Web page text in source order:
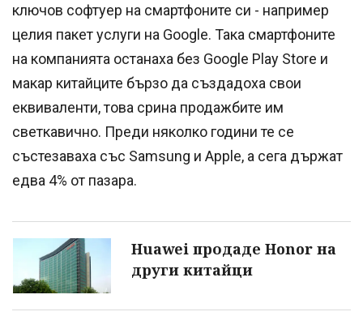
ключов софтуер на смартфоните си - например
целия пакет услуги на Google. Така смартфоните
на компанията останаха без Google Play Store и
макар китайците бързо да създадоха свои
еквиваленти, това срина продажбите им
светкавично. Преди няколко години те се
състезаваха със Samsung и Apple, а сега държат
едва 4% от пазара.
Huawei продаде Honor на
други китайци